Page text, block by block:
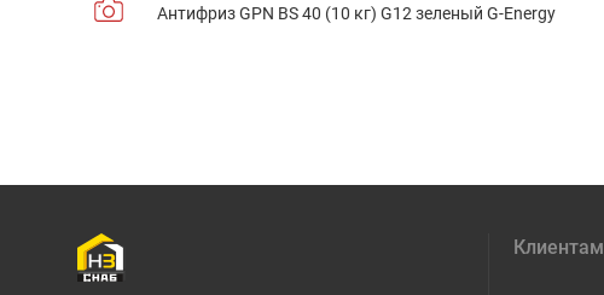
Антифриз GPN BS 40 (10 кг) G12 зеленый G-Energy
Клиентам